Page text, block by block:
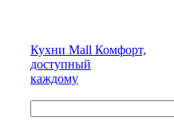
Кухни Mall Комфорт,
доступный
каждому